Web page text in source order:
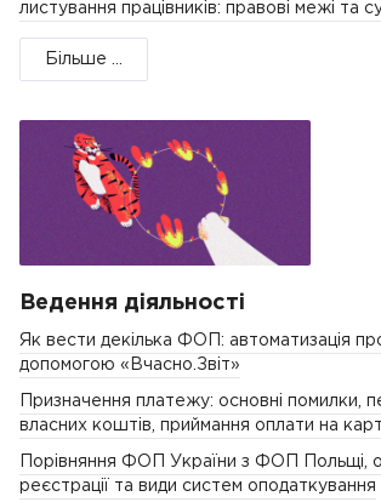
листування працівників: правові межі та
Більше ...
Ведення діяльності
Як вести декілька ФОП: автоматизація
допомогою «Вчасно.Звіт»
Призначення платежу: основні помилки,
власних коштів, приймання оплати на
Порівняння ФОП України з ФОП Польщі,
реєстрації та види систем оподаткування